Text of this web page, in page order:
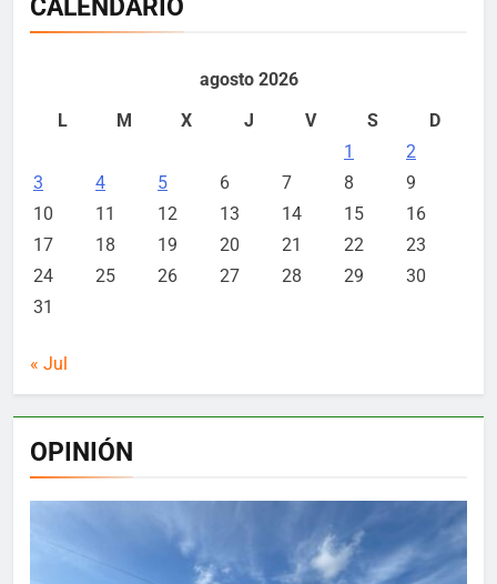
CALENDARIO
agosto 2026
L
M X J V S
D
1
2
3
4 5 6 7 8
9
10
11 12 13 14 15
16
17
18 19 20 21 22
23
24
25 26 27 28 29
30
31
« Jul
OPINIÓN